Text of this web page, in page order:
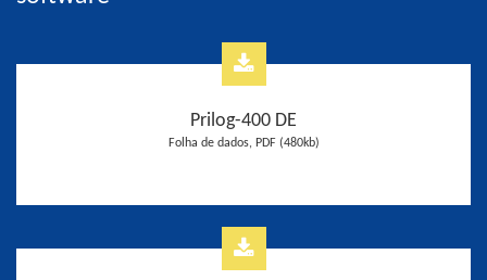
Prilog-400 DE
Folha de dados, PDF (480kb)